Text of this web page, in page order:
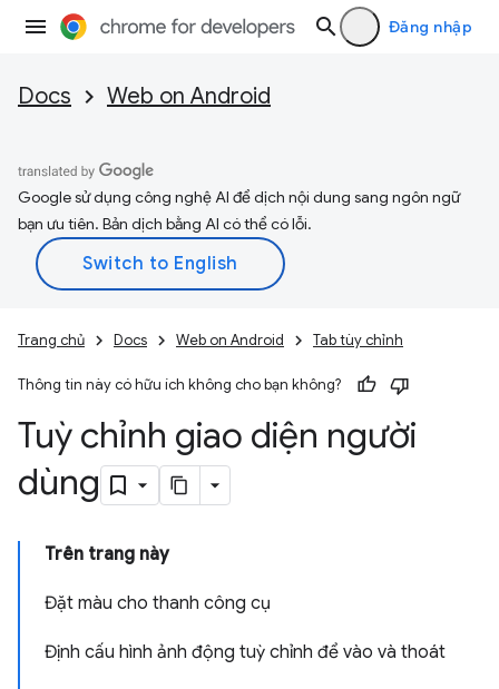
Đăng nhập
Docs Web on Android
Google sử dụng công nghệ AI để dịch nội dung sang ngôn ngữ
bạn ưu tiên. Bản dịch bằng AI có thể có lỗi.
Trang chủ Docs Web on Android Tab tùy chỉnh
Thông tin này có hữu ích không cho bạn không?
Tuỳ chỉnh giao diện người
dùng
Trên trang này
Đặt màu cho thanh công cụ
Định cấu hình ảnh động tuỳ chỉnh để vào và thoát